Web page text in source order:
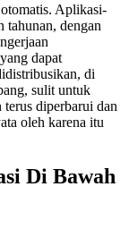
Aplikasi-
tahunan, dengan
dapat
di
sulit untuk
diperbarui dan
oleh karena itu
Di Bawah